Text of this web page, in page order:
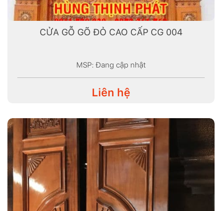
CỬA GỖ GÕ ĐỎ CAO CẤP CG 004
MSP: Đang cập nhật
Liên hệ